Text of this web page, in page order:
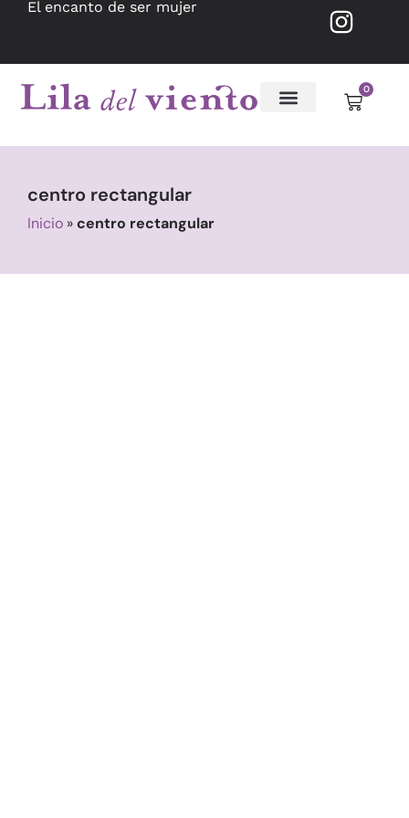
El encanto de ser mujer
0
centro rectangular
Inicio »centro rectangular